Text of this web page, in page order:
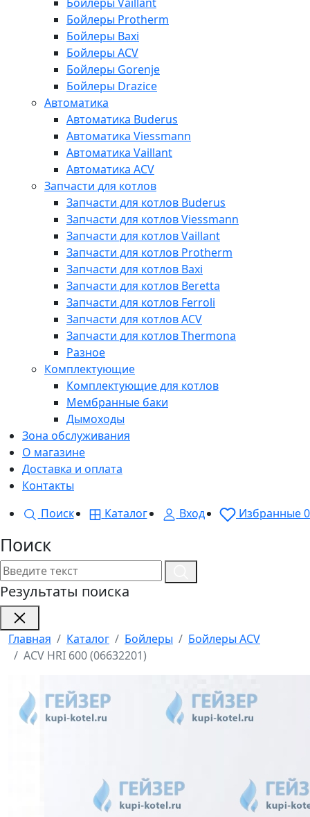
Бойлеры Vaillant
Бойлеры Protherm
Бойлеры Baxi
Бойлеры ACV
Бойлеры Gorenje
Бойлеры Drazice
Автоматика
Автоматика Buderus
Автоматика Viessmann
Автоматика Vaillant
Автоматика ACV
Запчасти для котлов
Запчасти для котлов Buderus
Запчасти для котлов Viessmann
Запчасти для котлов Vaillant
Запчасти для котлов Protherm
Запчасти для котлов Baxi
Запчасти для котлов Beretta
Запчасти для котлов Ferroli
Запчасти для котлов ACV
Запчасти для котлов Thermona
Разное
Комплектующие
Комплектующие для котлов
Мембранные баки
Дымоходы
Зона обслуживания
О магазине
Доставка и оплата
Контакты
Поиск
Каталог Вход Избранные0
Поиск
Результаты поиска
Главная Каталог Бойлеры
Бойлеры ACV
ACV HRI 600 (06632201)